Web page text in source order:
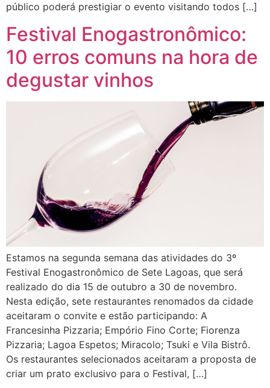
público poderá prestigiar o evento visitando todos […]
Festival Enogastronômico:
10 erros comuns na hora de
degustar vinhos
Estamos na segunda semana das atividades do 3º
Festival Enogastronômico de Sete Lagoas, que será
realizado do dia 15 de outubro a 30 de novembro.
Nesta edição, sete restaurantes renomados da cidade
aceitaram o convite e estão participando: A
Francesinha Pizzaria; Empório Fino Corte; Fiorenza
Pizzaria; Lagoa Espetos; Miracolo; Tsuki e Vila Bistrô.
Os restaurantes selecionados aceitaram a proposta de
criar um prato exclusivo para o Festival, […]